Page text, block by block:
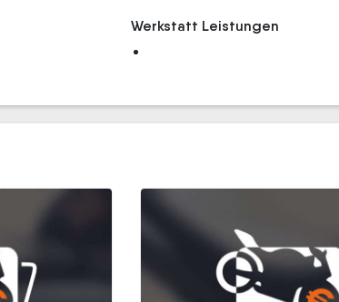
Werkstatt Leistungen